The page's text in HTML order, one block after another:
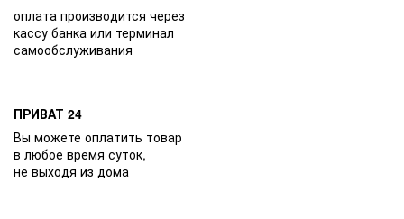
оплата производится через
кассу банка или терминал
самообслуживания
ПРИВАТ 24
Вы можете оплатить товар
в любое время суток,
не выходя из дома